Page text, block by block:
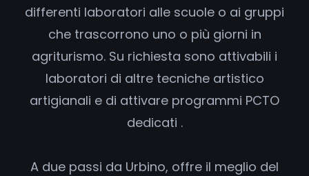
differenti laboratori alle scuole o ai gruppi
che trascorrono uno o più giorni in
agriturismo. Su richiesta sono attivabili i
laboratori di altre tecniche artistico
artigianali e di attivare programmi PCTO
dedicati .
A due passi da Urbino, offre il meglio del